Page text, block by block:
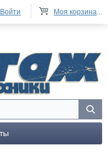
Моя корзина...
Войти